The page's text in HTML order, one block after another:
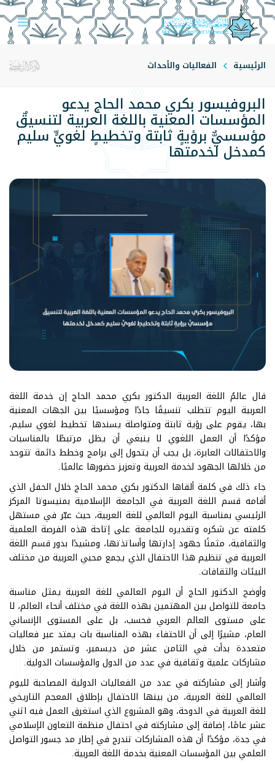
الرئيسية الفعاليات والأحداث
البروفيسور بكري محمد الحاج يدعو
المؤسسات المعنية باللغة العربية لتنسيقٌ
مؤسسيٌّ برؤيةٍ ثابتة وتخطيطٍ لغويٍّ سليم
كمدخل لخدمتها
قال عالمُ اللغة العربية الدكتور بكري محمد الحاج إن خدمة اللغة
العربية اليوم تتطلب تنسيقًا جادًا ومؤسسيًا بين الجهات المعنية
بها، يقوم على رؤية ثابتة ومتواصلة يسندها تخطيط لغوي سليم،
مؤكدًا أن العمل اللغوي لا ينبغي أن يظل مرتبطًا بالمناسبات
والاحتفالات العابرة، بل يجب أن يتحول إلى برامج وخطط دائمة تتوحد
من خلالها الجهود لخدمة العربية وتعزيز حضورها عالميًا.
جاء ذلك في كلمة ألقاها الدكتور بكري محمد الحاج خلال الحفل الذي
أقامه قسم اللغة العربية في الجامعة الإسلامية بمنيسوتا المركز
الرئيسي بمناسبة اليوم العالمي للغة العربية، حيث عبّر في مستهل
كلمته عن شكره وتقديره للجامعة على إتاحة هذه الفرصة العلمية
والثقافية، مثمنًا جهود إدارتها وأساتذتها، ومشيدًا بدور قسم اللغة
العربية في تنظيم هذا الاحتفال الذي يجمع محبي العربية من مختلف
البيئات والثقافات.
وأوضح الدكتور الحاج أن اليوم العالمي للغة العربية يمثل مناسبة
جامعة للتواصل بين المهتمين بهذه اللغة في مختلف أنحاء العالم، لا
على مستوى العالم العربي فحسب، بل على المستوى الإنساني
العام، مشيرًا إلى أن الاحتفاء بهذه المناسبة بات يمتد عبر فعاليات
متعددة بدأت في الثامن عشر من ديسمبر، وتستمر من خلال
مشاركات علمية وثقافية في عدد من الدول والمؤسسات الدولية.
وأشار إلى مشاركته في عدد من الفعاليات الدولية المصاحبة لليوم
العالمي للغة العربية، من بينها الاحتفال بإطلاق المعجم التاريخي
للغة العربية في الدوحة، وهو المشروع الذي استغرق العمل فيه اثني
عشر عامًا، إضافة إلى مشاركته في احتفال منظمة التعاون الإسلامي
في جدة، مؤكدًا أن هذه المشاركات تندرج في إطار مد جسور التواصل
العلمي بين المؤسسات المعنية بخدمة اللغة العربية.